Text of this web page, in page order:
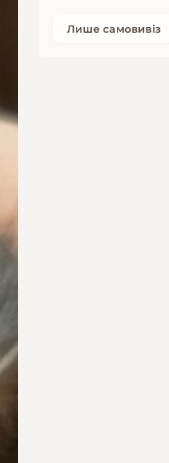
Лише самовивіз